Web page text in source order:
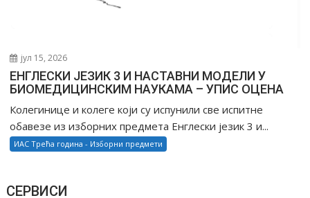
јул 15, 2026
ЕНГЛЕСКИ ЈЕЗИК 3 И НАСТАВНИ МОДЕЛИ У
БИОМЕДИЦИНСКИМ НАУКАМА – УПИС ОЦЕНА
Колегинице и колеге који су испунили све испитне
обавезе из изборних предмета Енглески језик 3 и...
ИАС Трећа година - Изборни предмети
СЕРВИСИ